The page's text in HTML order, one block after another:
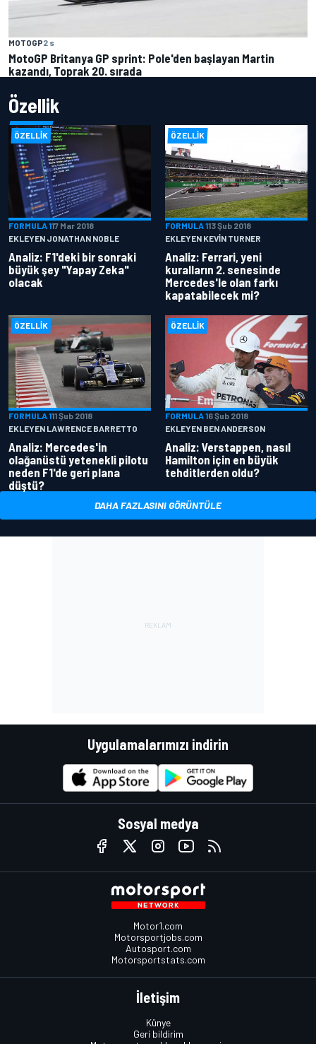
MOTOGP2 s
MotoGP Britanya GP sprint: Pole'den başlayan Martin
kazandı, Toprak 20. sırada
Özellik
ÖZELLIK
FORMULA 117 Mar 2018
EKLEYEN JONATHAN NOBLE
Analiz: F1'deki bir sonraki
büyük şey "Yapay Zeka"
olacak
ÖZELLIK
FORMULA 113 Şub 2018
EKLEYEN KEVIN TURNER
Analiz: Ferrari, yeni
kuralların 2. senesinde
Mercedes'le olan farkı
kapatabilecek mi?
ÖZELLIK
FORMULA 111 Şub 2018
EKLEYEN LAWRENCE BARRETTO
Analiz: Mercedes'in
olağanüstü yetenekli pilotu
neden F1'de geri plana
düştü?
ÖZELLIK
FORMULA 16 Şub 2018
EKLEYEN BEN ANDERSON
Analiz: Verstappen, nasıl
Hamilton için en büyük
tehditlerden oldu?
DAHA FAZLASINI GÖRÜNTÜLE
Uygulamalarımızı indirin
Sosyal medya
Motor1.com
Motorsportjobs.com
Autosport.com
Motorsportstats.com
İletişim
Künye
Geri bildirim